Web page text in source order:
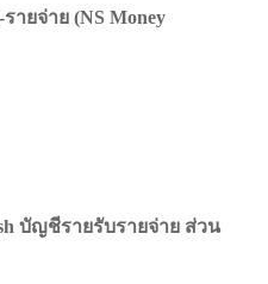
ายจ่าย (NS Money
บัญชีรายรับรายจ่าย ส่วน